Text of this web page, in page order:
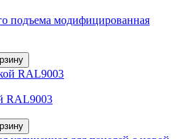
подъема модифицированная
RAL9003